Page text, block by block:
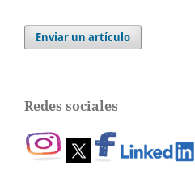
Enviar un artículo
Redes sociales